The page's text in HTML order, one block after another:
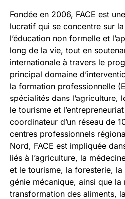
Fondée en 2006, FACE est
lucratif qui se concentre sur
l’éducation non formelle et
long de la vie, tout en
internationale à travers le
principal domaine
la formation professionnelle
spécialités dans l’agriculture,
le tourisme et
coordinateur d’un réseau de
centres professionnels
Nord, FACE est impliquée
liés à l’agriculture, la
et le tourisme, la foresterie,
génie mécanique, ainsi que la
transformation des aliments,